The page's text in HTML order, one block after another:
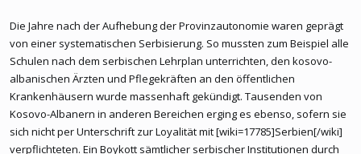
Die Jahre nach der Aufhebung der Provinzautonomie waren geprägt
von einer systematischen Serbisierung. So mussten zum Beispiel alle
Schulen nach dem serbischen Lehrplan unterrichten, den kosovo-
albanischen Ärzten und Pflegekräften an den öffentlichen
Krankenhäusern wurde massenhaft gekündigt. Tausenden von
Kosovo-Albanern in anderen Bereichen erging es ebenso, sofern sie
sich nicht per Unterschrift zur Loyalität mit [wiki=17785]Serbien[/wiki]
verpflichteten. Ein Boykott sämtlicher serbischer Institutionen durch